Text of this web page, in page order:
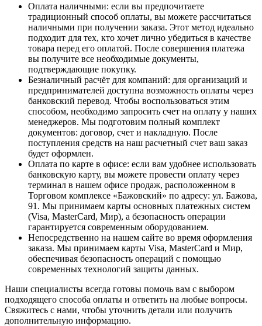
Оплата наличными: если вы предпочитаете
традиционный способ оплаты, вы можете рассчитаться
наличными при получении заказа. Этот метод идеально
подходит для тех, кто хочет лично убедиться в качестве
товара перед его оплатой. После совершения платежа
вы получите все необходимые документы,
подтверждающие покупку.
Безналичный расчёт для компаний: для организаций и
предпринимателей доступна возможность оплаты через
банковский перевод. Чтобы воспользоваться этим
способом, необходимо запросить счет на оплату у наших
менеджеров. Мы подготовим полный комплект
документов: договор, счет и накладную. После
поступления средств на наш расчетный счет ваш заказ
будет оформлен.
Оплата по карте в офисе: если вам удобнее использовать
банковскую карту, вы можете провести оплату через
терминал в нашем офисе продаж, расположенном в
Торговом комплексе «Бажовский» по адресу: ул. Бажова,
91. Мы принимаем карты основных платежных систем
(Visa, MasterCard, Мир), а безопасность операции
гарантируется современным оборудованием.
Непосредственно на нашем сайте во время оформления
заказа. Мы принимаем карты Visa, MasterCard и Мир,
обеспечивая безопасность операций с помощью
современных технологий защиты данных.
Наши специалисты всегда готовы помочь вам с выбором
подходящего способа оплаты и ответить на любые вопросы.
Свяжитесь с нами, чтобы уточнить детали или получить
дополнительную информацию.